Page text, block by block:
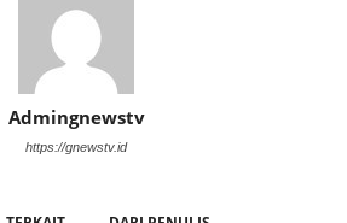
Admingnewstv
https://gnewstv.id